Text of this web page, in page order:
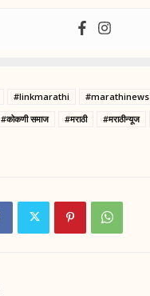
#linkmarathi #marathinews
#कोकणी समाज #मराठी #मराठीन्यूज